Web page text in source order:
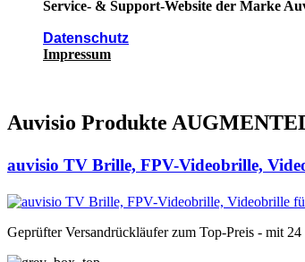
Service- & Support-Website der Marke
Datenschutz
Impressum
Auvisio Produkte
auvisio TV Brille, FPV-Videobrille,
Geprüfter Versandrückläufer zum Top-Preis - mit